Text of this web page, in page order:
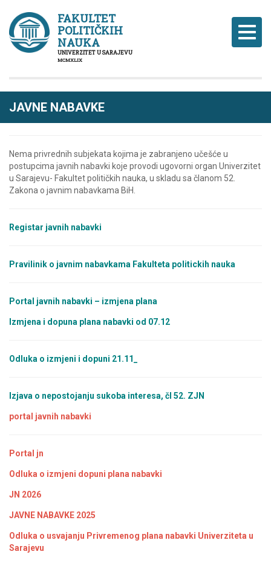
FAKULTET
POLITIČKIH
NAUKA
UNIVERZITET U SARAJEVU
MCMXLIX
JAVNE NABAVKE
Nema privrednih subjekata kojima je zabranjeno učešće u
postupcima javnih nabavki koje provodi ugovorni organ Univerzitet
u Sarajevu- Fakultet političkih nauka, u skladu sa članom 52.
Zakona o javnim nabavkama BiH.
Registar javnih nabavki
Pravilinik o javnim nabavkama Fakulteta politickih nauka
Portal javnih nabavki – izmjena plana
Izmjena i dopuna plana nabavki od 07.12
Odluka o izmjeni i dopuni 21.11_
Izjava o nepostojanju sukoba interesa, čl 52. ZJN
portal javnih nabavki
Portal jn
Odluka o izmjeni dopuni plana nabavki
JN 2026
JAVNE NABAVKE 2025
Odluka o usvajanju Privremenog plana nabavki Univerziteta u
Sarajevu